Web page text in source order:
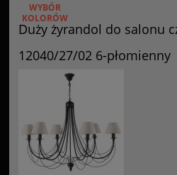
Duży żyrandol do salonu
12040/27/02 6-płomienny
WYBÓR
KOLORÓW